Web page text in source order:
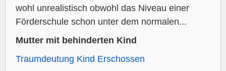
wohl unrealistisch obwohl das Niveau einer
Förderschule schon unter dem normalen...
Mutter mit behinderten Kind
Traumdeutung Kind Erschossen